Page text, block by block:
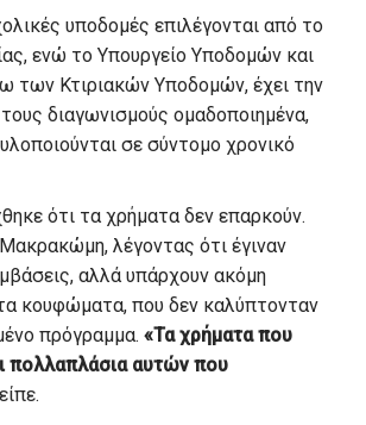
υποδομές επιλέγονται από το
ενώ το Υπουργείο Υποδομών και
των Κτιριακών Υποδομών, έχει την
διαγωνισμούς ομαδοποιημένα,
σε σύντομο χρονικό
ότι τα χρήματα δεν επαρκούν.
λέγοντας ότι έγιναν
αλλά υπάρχουν ακόμη
κουφώματα, που δεν καλύπτονταν
πρόγραμμα. «Τα χρήματα που
πολλαπλάσια αυτών που